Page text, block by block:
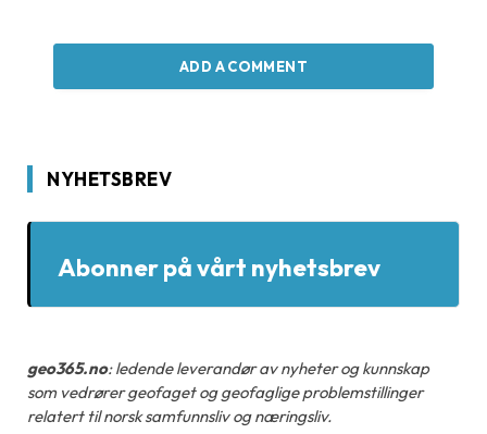
ADD A COMMENT
NYHETSBREV
Abonner på vårt nyhetsbrev
geo365.no: ledende leverandør av nyheter og kunnskap
som vedrører geofaget og geofaglige problemstillinger
relatert til norsk samfunnsliv og næringsliv.